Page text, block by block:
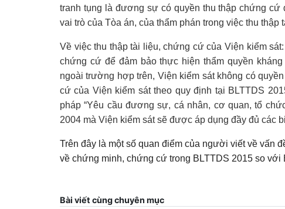
tranh tụng là đương sự có quyền thu thập chứng
vai trò của Tòa án, của thẩm phán trong việc thu
Về việc thu thập tài liệu, chứng cứ của Viện kiểm
chứng cứ để đảm bảo thực hiện thẩm quyền
ngoài trường hợp trên, Viện kiểm sát không có
cứ của Viện kiểm sát theo quy định tại BLTTDS
pháp “Yêu cầu đương sự, cá nhân, cơ quan, tổ
2004 mà Viện kiểm sát sẽ được áp dụng đầy đủ các
Trên đây là một số quan điểm của người viết về vấn
về chứng minh, chứng cứ trong BLTTDS 2015 so
Bài viết cùng chuyên mục